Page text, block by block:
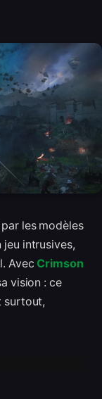
les modèles
intrusives,
Avec Crimson
vision : ce
surtout,